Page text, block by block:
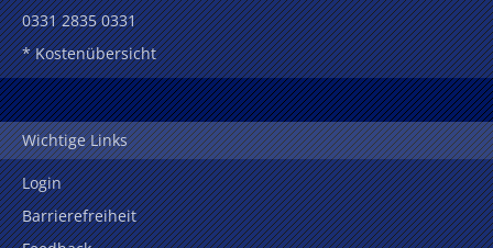
0331 2835 0331
* Kostenübersicht
Wichtige Links
Login
Barrierefreiheit